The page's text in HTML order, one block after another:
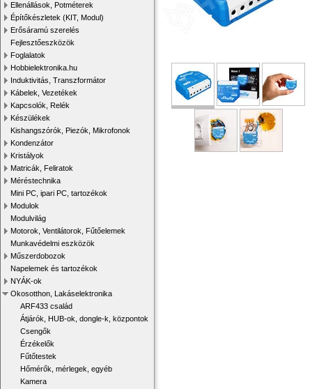
Ellenállások, Potméterek
Építőkészletek (KIT, Modul)
Erősáramú szerelés
Fejlesztőeszközök
Foglalatok
Hobbielektronika.hu
Induktivitás, Transzformátor
Kábelek, Vezetékek
Kapcsolók, Relék
Készülékek
Kishangszórók, Piezók, Mikrofonok
Kondenzátor
Kristályok
Matricák, Feliratok
Méréstechnika
Mini PC, ipari PC, tartozékok
Modulok
Modulvilág
Motorok, Ventilátorok, Fűtőelemek
Munkavédelmi eszközök
Műszerdobozok
Napelemek és tartozékok
NYÁK-ok
Okosotthon, Lakáselektronika
ARF433 család
Átjárók, HUB-ok, dongle-k, központok
Csengők
Érzékelők
Fűtőtestek
Hőmérők, mérlegek, egyéb
Kamera